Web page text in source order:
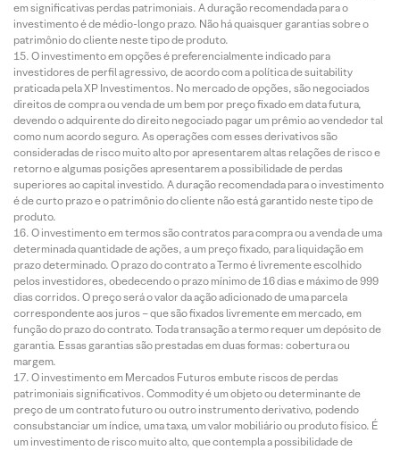
em significativas perdas patrimoniais. A duração recomendada para o
investimento é de médio-longo prazo. Não há quaisquer garantias sobre o
patrimônio do cliente neste tipo de produto.
O investimento em opções é preferencialmente indicado para
investidores de perfil agressivo, de acordo com a política de suitability
praticada pela XP Investimentos. No mercado de opções, são negociados
direitos de compra ou venda de um bem por preço fixado em data futura,
devendo o adquirente do direito negociado pagar um prêmio ao vendedor tal
como num acordo seguro. As operações com esses derivativos são
consideradas de risco muito alto por apresentarem altas relações de risco e
retorno e algumas posições apresentarem a possibilidade de perdas
superiores ao capital investido. A duração recomendada para o investimento
é de curto prazo e o patrimônio do cliente não está garantido neste tipo de
produto.
O investimento em termos são contratos para compra ou a venda de uma
determinada quantidade de ações, a um preço fixado, para liquidação em
prazo determinado. O prazo do contrato a Termo é livremente escolhido
pelos investidores, obedecendo o prazo mínimo de 16 dias e máximo de 999
dias corridos. O preço será o valor da ação adicionado de uma parcela
correspondente aos juros – que são fixados livremente em mercado, em
função do prazo do contrato. Toda transação a termo requer um depósito de
garantia. Essas garantias são prestadas em duas formas: cobertura ou
margem.
O investimento em Mercados Futuros embute riscos de perdas
patrimoniais significativos. Commodity é um objeto ou determinante de
preço de um contrato futuro ou outro instrumento derivativo, podendo
consubstanciar um índice, uma taxa, um valor mobiliário ou produto físico. É
um investimento de risco muito alto, que contempla a possibilidade de